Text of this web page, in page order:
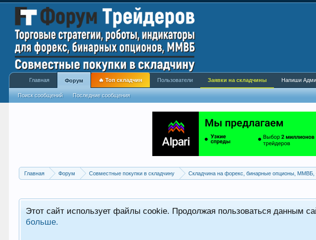
Главная Форум Совместные покупки в складчину Складчина на форекс, бинарные опционы, ММВБ,
Этот сайт использует файлы cookie. Продолжая пользоваться данным
больше.
Главная Форум
Поиск сообщений Последние сообщения
🔥 Топ складчин Пользователи Заявки на складчины Напиши